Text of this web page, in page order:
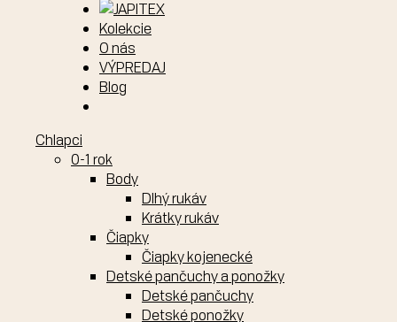
Kolekcie
O nás
VÝPREDAJ
Blog
Chlapci
0-1 rok
Body
Dlhý rukáv
Krátky rukáv
Čiapky
Čiapky kojenecké
Detské pančuchy a ponožky
Detské pančuchy
Detské ponožky